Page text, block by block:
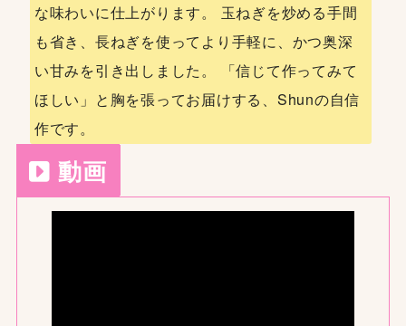
な味わいに仕上がります。 玉ねぎを炒める手間
も省き、長ねぎを使ってより手軽に、かつ奥深
い甘みを引き出しました。 「信じて作ってみて
ほしい」と胸を張ってお届けする、Shunの自信
作です。
動画